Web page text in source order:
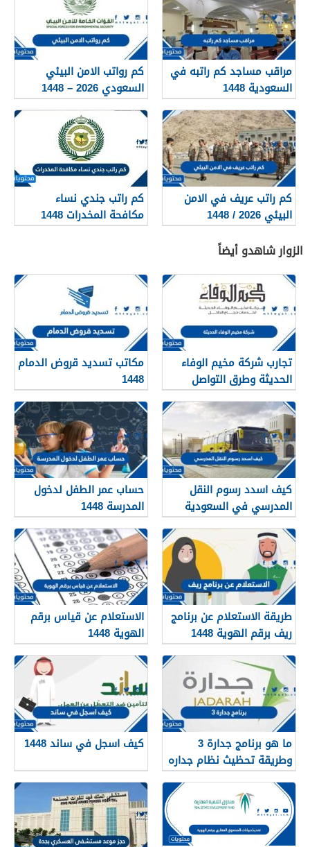
مراقب مساجد كم راتبه في
السعودية 1448
كم رواتب الامن البيئي
السعودي 2026 – 1448
كم راتب عريف في الامن
البيئي 2026 / 1448
كم راتب جندي نساء
مكافحة المخدرات 1448
الزوار شاهدو أيضاً
تجارب شركة مخيم الوفاء
الحديثة وطرق التواصل
معهم 1448
مكاتب تسديد قروض الدمام
1448
كيف اسدد رسوم النقل
المدرسي في السعودية
1448
حساب عمر الطفل لدخول
المدرسة 1448
طريقة الاستعلام عن برنامج
ريف برقم الهوية 1448
الاستعلام عن قياس برقم
الهوية 1448
services.qiyas.sa
ما هو برنامج جدارة 3
وطريقة تحظيث نظام جداره
1448
كيف اسجل في ساند 1448